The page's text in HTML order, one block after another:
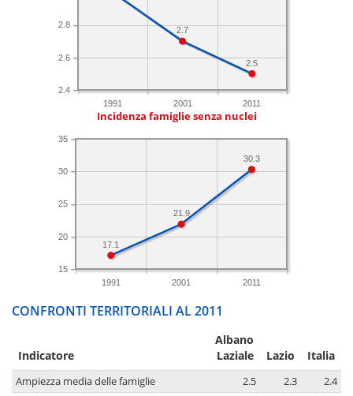
1991 2001 2011
2.4
2.6
2.8
2.5
2.7
Incidenza famiglie senza nuclei
1991 2001 2011
15
20
25
30
35
30.3
21.9
17.1
CONFRONTI TERRITORIALI AL 2011
Indicatore
Albano
Laziale
Lazio Italia
Ampiezza media delle famiglie 2.5 2.3
2.4